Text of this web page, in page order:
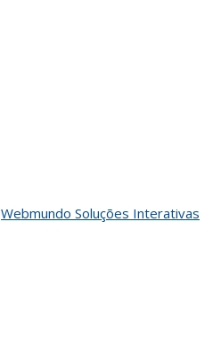
Webmundo Soluções Interativas